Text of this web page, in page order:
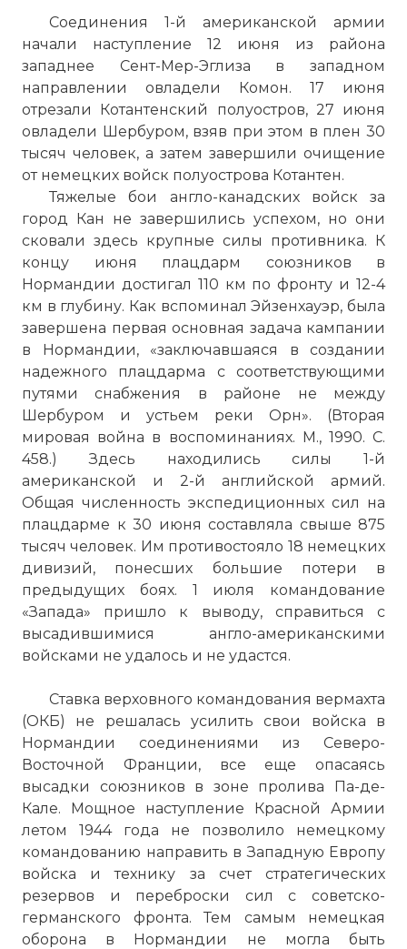
Соединения 1-й американской армии
начали наступление 12 июня из района
западнее Сент-Мер-Эглиза в западном
направлении овладели Комон. 17 июня
отрезали Котантенский полуостров, 27 июня
овладели Шербуром, взяв при этом в плен 30
тысяч человек, а затем завершили очищение
от немецких войск полуострова Котантен.
Тяжелые бои англо-канадских войск за
город Кан не завершились успехом, но они
сковали здесь крупные силы противника. К
концу июня плацдарм союзников в
Нормандии достигал 110 км по фронту и 12-4
км в глубину. Как вспоминал Эйзенхауэр, была
завершена первая основная задача кампании
в Нормандии, «заключавшаяся в создании
надежного плацдарма с соответствующими
путями снабжения в районе не между
Шербуром и устьем реки Орн». (Вторая
мировая война в воспоминаниях. М., 1990. С.
458.) Здесь находились силы 1-й
американской и 2-й английской армий.
Общая численность экспедиционных сил на
плацдарме к 30 июня составляла свыше 875
тысяч человек. Им противостояло 18 немецких
дивизий, понесших большие потери в
предыдущих боях. 1 июля командование
«Запада» пришло к выводу, справиться с
высадившимися англо-американскими
войсками не удалось и не удастся.
Ставка верховного командования вермахта
(ОКБ) не решалась усилить свои войска в
Нормандии соединениями из Северо-
Восточной Франции, все еще опасаясь
высадки союзников в зоне пролива Па-де-
Кале. Мощное наступление Красной Армии
летом 1944 года не позволило немецкому
командованию направить в Западную Европу
войска и технику за счет стратегических
резервов и переброски сил с советско-
германского фронта. Тем самым немецкая
оборона в Нормандии не могла быть